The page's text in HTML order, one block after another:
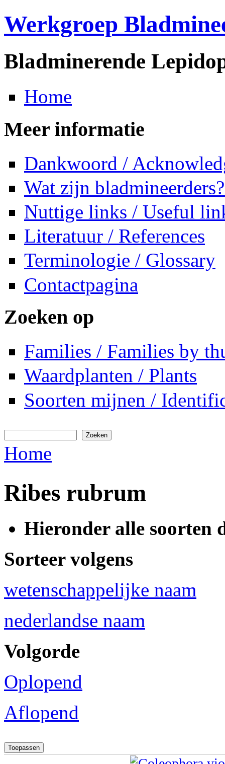
Werkgroep
Bladminerende
Home
Meer informatie
Dankwoord /
Wat zijn
Nuttige links / Useful
Literatuur / References
Terminologie / Glossary
Contactpagina
Zoeken op
Families / Families by
Waardplanten / Plants
Soorten mijnen /
U bent hier
Home
Ribes rubrum
Hieronder alle soorten
Sorteer volgens
wetenschappelijke naam
nederlandse naam
Volgorde
Oplopend
Aflopend